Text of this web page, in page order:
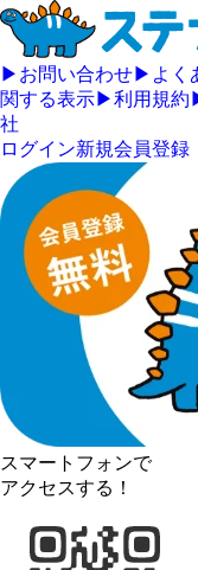
▶ お問い合わせ▶ よく
関する表示▶利用規約
社
ログイン新規会員登録
スマートフォンで
アクセスする！